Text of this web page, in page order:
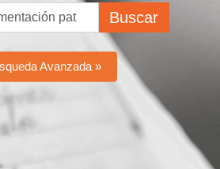
Buscar
Avanzada »